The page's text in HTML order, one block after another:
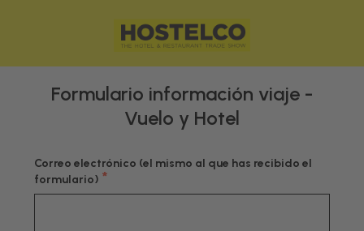
Formulario información viaje -
Vuelo y Hotel
Correo electrónico (el mismo al que has recibido el
formulario) *